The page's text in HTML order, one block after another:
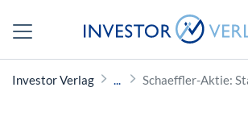
Investor Verlag Schaeffler-Aktie: